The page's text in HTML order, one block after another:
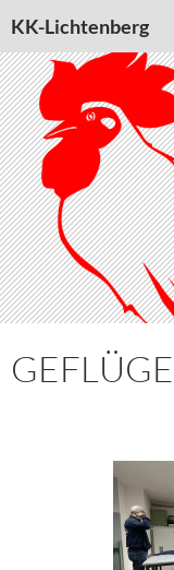
KK-Lichtenberg
INHALT
SPRINGEN